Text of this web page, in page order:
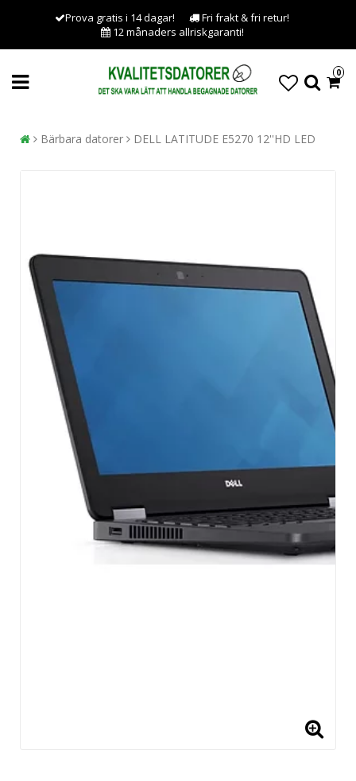
Prova gratis i 14 dagar!
Fri frakt & fri retur!
12 månaders allriskgaranti!
0
Bärbara datorer DELL LATITUDE E5270 12''HD LED